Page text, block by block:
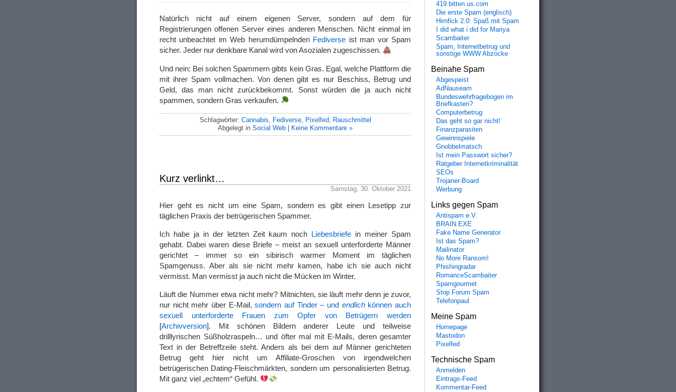
Natürlich nicht auf einem eigenen Server, sondern auf dem für
Registrierungen offenen Server eines anderen Menschen. Nicht einmal im
recht unbeachtet im Web herumdümpelnden Fediverse ist man vor Spam
sicher. Jeder nur denkbare Kanal wird von Asozialen zugeschissen.
Und nein: Bei solchen Spammern gibts kein Gras. Egal, welche Plattform die
mit ihrer Spam vollmachen. Von denen gibt es nur Beschiss, Betrug und
Geld, das man nicht zurückbekommt. Sonst würden die ja auch nicht
spammen, sondern Gras verkaufen.
Schlagwörter: Cannabis Fediverse, Pixelfed
Rauschmittel
Abgelegt in Social Web Keine Kommentare »
Kurz verlinkt…
Samstag, 30. Oktober 2021
Hier geht es nicht um eine Spam, sondern es gibt einen Lesetipp zur
täglichen Praxis der betrügerischen Spammer.
Ich habe ja in der letzten Zeit kaum noch Liebesbriefe in meiner Spam
gehabt. Dabei waren diese Briefe – meist an sexuell unterforderte Männer
gerichtet – immer so ein sibirisch warmer Moment im täglichen
Spamgenuss. Aber als sie nicht mehr kamen, habe ich sie auch nicht
vermisst. Man vermisst ja auch nicht die Mücken im Winter.
Läuft die Nummer etwa nicht mehr? Mitnichten, sie läuft mehr denn je zuvor,
nur nicht mehr über E-Mail,sondern auf Tinder – und endlichkönnen auch
sexuell unterforderte Frauen zum Opfer von Betrügern werden
[Archivversion]. Mit schönen Bildern anderer Leute und teilweise
drilllyrischen Süßholzraspeln… und öfter mal mit E-Mails, deren gesamter
Text in der Betreffzeile steht. Anders als bei dem auf Männer gerichteten
Betrug geht hier nicht um Affiliate-Groschen von irgendwelchen
betrügerischen Dating-Fleischmärkten, sondern um personalisierten Betrug.
Mit ganz viel „echtem“ Gefühl.
419.bitten us.com
Die erste Spam (englisch)
Hirnfick 2.0: Spaß mit Spam
I did what i did for Mariya
Scambaiter
Spam, Internetbetrug und
sonstige WWW Abzocke
Beinahe Spam
Abgespeist
AdNauseam
Bundeswehrfragebogen im
Briefkasten?
Computerbetrug
Das geht so gar nicht!
Finanzparasiten
Gewinnspiele
Gnobbelmatsch
Ist mein Passwort sicher?
Ratgeber Internetkriminalität
SEOs
Trojaner-Board
Werbung
Links gegen Spam
Antispam e.V.
BRAIN.EXE
Fake Name Generator
Ist das Spam?
Mailinator
No More Ransom!
Phishingradar
RomanceScambaiter
Spamgourmet
Stop Forum Spam
Telefonpaul
Meine Spam
Homepage
Mastodon
Pixelfed
Technische Spam
Anmelden
Eintrags-Feed
Kommentar-Feed